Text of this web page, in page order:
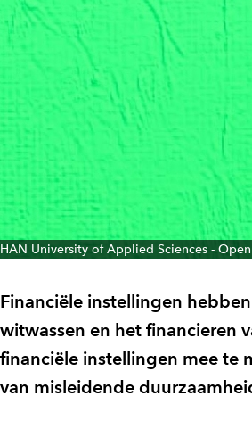
HAN University of Applied Sciences -
Financiële instellingen
witwassen en het financieren
financiële instellingen mee te
van misleidende